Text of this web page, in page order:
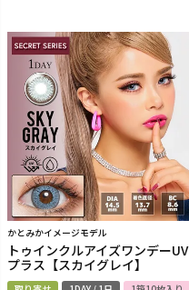
かとみかイメージモデル
トゥインクルアイズワンデーUV
プラス【スカイグレイ】